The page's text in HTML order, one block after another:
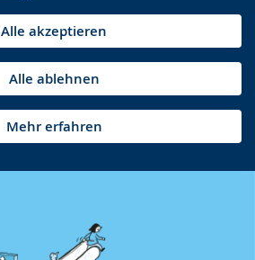
Alle akzeptieren
Alle ablehnen
Mehr erfahren